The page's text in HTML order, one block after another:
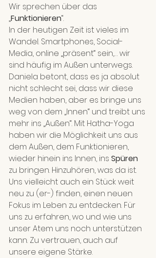
Wir sprechen über das
„Funktionieren“.
In der heutigen Zeit ist vieles im
Wandel. Smartphones, Social-
Media, online „präsent“ sein,… wir
sind häufig im Außen unterwegs.
Daniela betont, dass es ja absolut
nicht schlecht sei, dass wir diese
Medien haben, aber es bringe uns
weg von dem „Innen“ und treibt uns
mehr ins „Außen“. Mit Hatha-Yoga
haben wir die Möglichkeit uns aus
dem Außen, dem Funktionieren,
wieder hinein ins Innen, ins Spüren
zu bringen. Hinzuhören, was da ist.
Uns vielleicht auch ein Stück weit
neu zu (er-) finden, einen neuen
Fokus im Leben zu entdecken. Für
uns zu erfahren, wo und wie uns
unser Atem uns noch unterstützen
kann. Zu vertrauen, auch auf
unsere eigene Stärke.